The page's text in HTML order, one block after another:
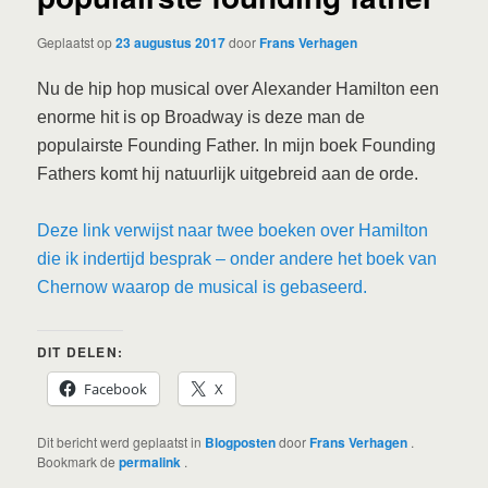
Geplaatst op23 augustus 2017doorFrans Verhagen
Nu de hip hop musical over Alexander Hamilton een
enorme hit is op Broadway is deze man de
populairste Founding Father. In mijn boek Founding
Fathers komt hij natuurlijk uitgebreid aan de orde.
Deze link verwijst naar twee boeken over Hamilton
die ik indertijd besprak – onder andere het boek van
Chernow waarop de musical is gebaseerd.
DIT DELEN:
Facebook
X
Dit bericht werd geplaatst in BlogpostendoorFrans Verhagen .
Bookmark depermalink .